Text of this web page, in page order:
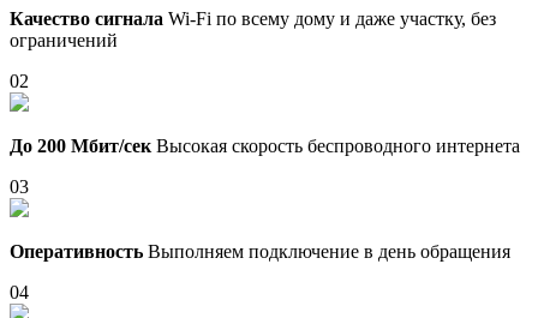
Качество сигнала Wi-Fi по всему дому и даже участку, без
ограничений
02
До 200 Мбит/сек Высокая скорость беспроводного интернета
03
Оперативность Выполняем подключение в день обращения
04